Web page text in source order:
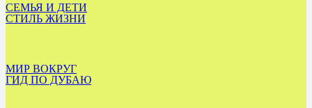
СЕМЬЯ И ДЕТИ
СТИЛЬ ЖИЗНИ
МИР ВОКРУГ
ГИД ПО ДУБАЮ